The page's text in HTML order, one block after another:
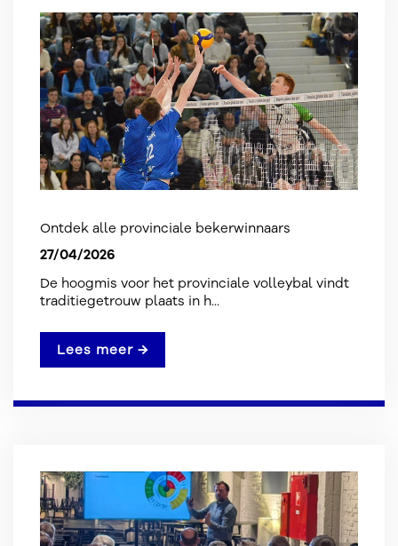
Ontdek alle provinciale bekerwinnaars
27/04/2026
De hoogmis voor het provinciale volleybal vindt
traditiegetrouw plaats in h...
Lees meer →